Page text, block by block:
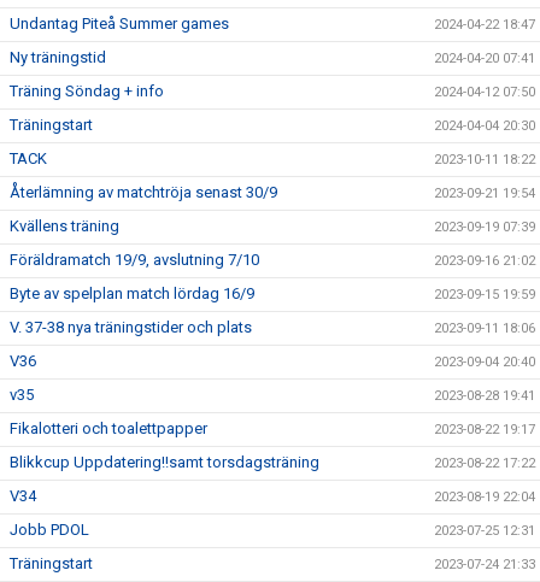
Undantag Piteå Summer games 2024-04-22 18:47
Ny träningstid 2024-04-20 07:41
Träning Söndag + info 2024-04-12 07:50
Träningstart 2024-04-04 20:30
TACK 2023-10-11 18:22
Återlämning av matchtröja senast 30/9 2023-09-21 19:54
Kvällens träning 2023-09-19 07:39
Föräldramatch 19/9, avslutning 7/10 2023-09-16 21:02
Byte av spelplan match lördag 16/9 2023-09-15 19:59
V. 37-38 nya träningstider och plats 2023-09-11 18:06
V36 2023-09-04 20:40
v35 2023-08-28 19:41
Fikalotteri och toalettpapper 2023-08-22 19:17
Blikkcup Uppdatering!!samt torsdagsträning 2023-08-22 17:22
V34 2023-08-19 22:04
Jobb PDOL 2023-07-25 12:31
Träningstart 2023-07-24 21:33